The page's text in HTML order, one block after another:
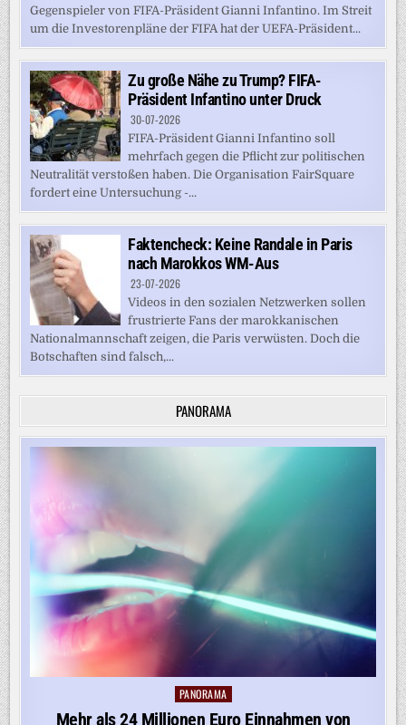
Gegenspieler von FIFA-Präsident Gianni Infantino. Im Streit
um die Investorenpläne der FIFA hat der UEFA-Präsident...
Zu große Nähe zu Trump? FIFA-
Präsident Infantino unter Druck
30-07-2026
FIFA-Präsident Gianni Infantino soll
mehrfach gegen die Pflicht zur politischen
Neutralität verstoßen haben. Die Organisation FairSquare
fordert eine Untersuchung -...
Faktencheck: Keine Randale in Paris
nach Marokkos WM-Aus
23-07-2026
Videos in den sozialen Netzwerken sollen
frustrierte Fans der marokkanischen
Nationalmannschaft zeigen, die Paris verwüsten. Doch die
Botschaften sind falsch,...
PANORAMA
Posted
PANORAMA
Mehr als 24 Millionen Euro Einnahmen von